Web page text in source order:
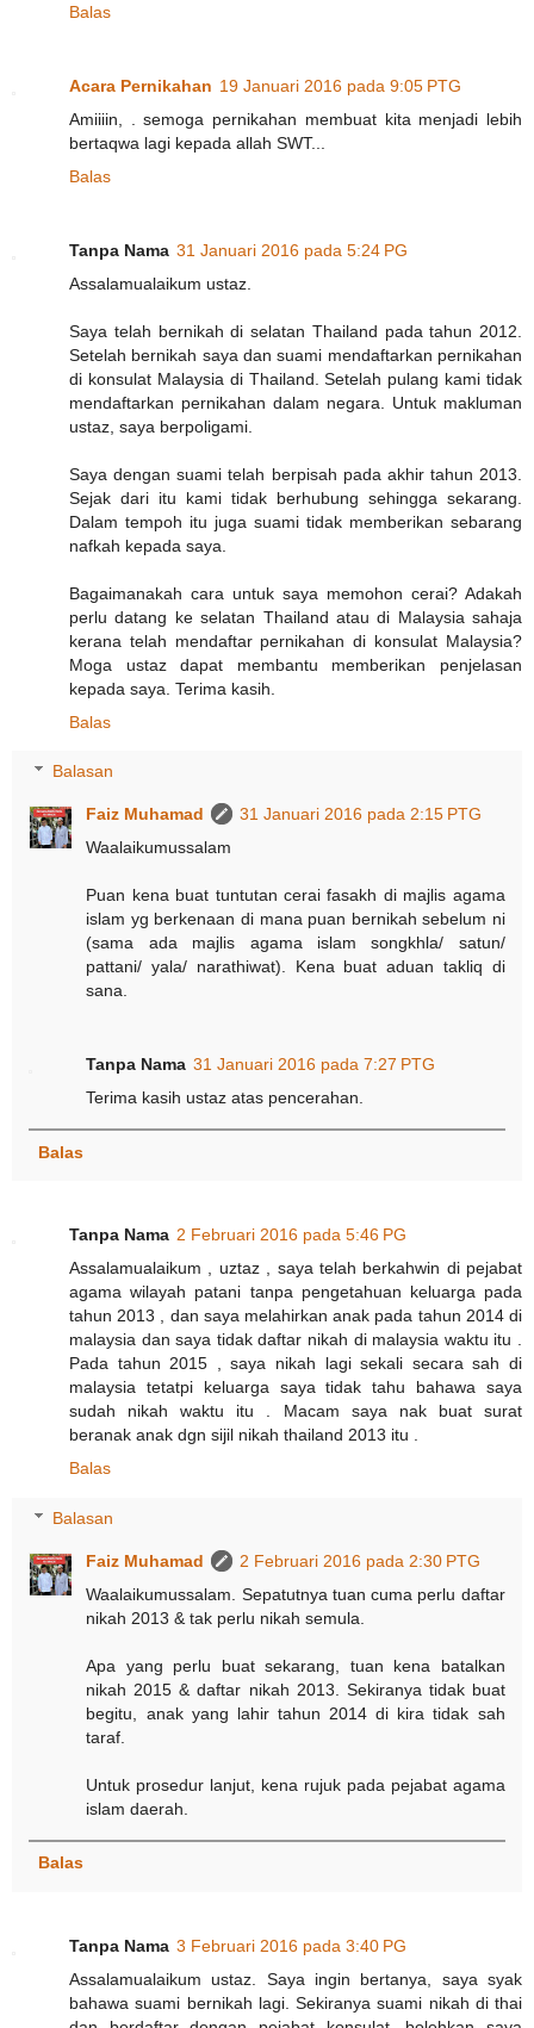
Balas
Acara Pernikahan 19 Januari 2016 pada 9:05 PTG
Amiiiin, . semoga pernikahan membuat kita menjadi lebih
bertaqwa lagi kepada allah SWT...
Balas
Tanpa Nama 31 Januari 2016 pada 5:24 PG
Assalamualaikum ustaz.
Saya telah bernikah di selatan Thailand pada tahun 2012.
Setelah bernikah saya dan suami mendaftarkan pernikahan
di konsulat Malaysia di Thailand. Setelah pulang kami tidak
mendaftarkan pernikahan dalam negara. Untuk makluman
ustaz, saya berpoligami.
Saya dengan suami telah berpisah pada akhir tahun 2013.
Sejak dari itu kami tidak berhubung sehingga sekarang.
Dalam tempoh itu juga suami tidak memberikan sebarang
nafkah kepada saya.
Bagaimanakah cara untuk saya memohon cerai? Adakah
perlu datang ke selatan Thailand atau di Malaysia sahaja
kerana telah mendaftar pernikahan di konsulat Malaysia?
Moga ustaz dapat membantu memberikan penjelasan
kepada saya. Terima kasih.
Balas
Balasan
Faiz Muhamad
31 Januari 2016 pada 2:15 PTG
Waalaikumussalam
Puan kena buat tuntutan cerai fasakh di majlis agama
islam yg berkenaan di mana puan bernikah sebelum ni
(sama ada majlis agama islam songkhla/ satun/
pattani/ yala/ narathiwat). Kena buat aduan takliq di
sana.
Tanpa Nama 31 Januari 2016 pada 7:27 PTG
Terima kasih ustaz atas pencerahan.
Balas
Tanpa Nama 2 Februari 2016 pada 5:46 PG
Assalamualaikum , uztaz , saya telah berkahwin di pejabat
agama wilayah patani tanpa pengetahuan keluarga pada
tahun 2013 , dan saya melahirkan anak pada tahun 2014 di
malaysia dan saya tidak daftar nikah di malaysia waktu itu .
Pada tahun 2015 , saya nikah lagi sekali secara sah di
malaysia tetatpi keluarga saya tidak tahu bahawa saya
sudah nikah waktu itu . Macam saya nak buat surat
beranak anak dgn sijil nikah thailand 2013 itu .
Balas
Balasan
Faiz Muhamad
2 Februari 2016 pada 2:30 PTG
Waalaikumussalam. Sepatutnya tuan cuma perlu daftar
nikah 2013 & tak perlu nikah semula.
Apa yang perlu buat sekarang, tuan kena batalkan
nikah 2015 & daftar nikah 2013. Sekiranya tidak buat
begitu, anak yang lahir tahun 2014 di kira tidak sah
taraf.
Untuk prosedur lanjut, kena rujuk pada pejabat agama
islam daerah.
Balas
Tanpa Nama 3 Februari 2016 pada 3:40 PG
Assalamualaikum ustaz. Saya ingin bertanya, saya syak
bahawa suami bernikah lagi. Sekiranya suami nikah di thai